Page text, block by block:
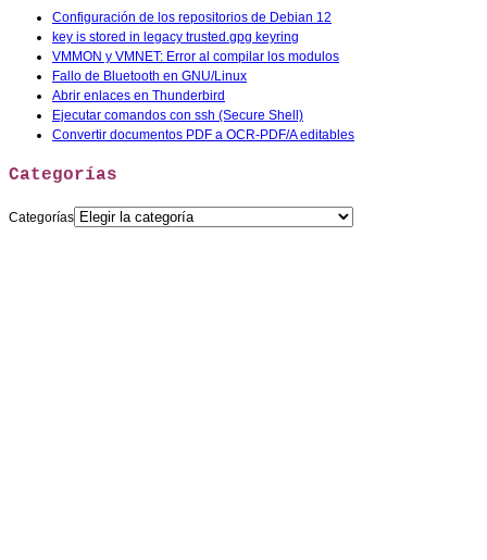
Configuración de los repositorios de Debian 12
key is stored in legacy trusted.gpg keyring
VMMON y VMNET: Error al compilar los modulos
Fallo de Bluetooth en GNU/Linux
Abrir enlaces en Thunderbird
Ejecutar comandos con ssh (Secure Shell)
Convertir documentos PDF a OCR-PDF/A editables
Categorías
Categorías